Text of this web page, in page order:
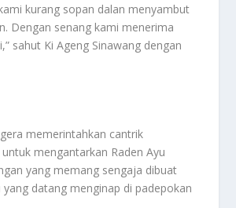
kurang sopan dalan menyambut
Dengan senang kami menerima
sahut Ki Ageng Sinawang dengan
memerintahkan cantrik
mengantarkan Raden Ayu
yang memang sengaja dibuat
datang menginap di padepokan